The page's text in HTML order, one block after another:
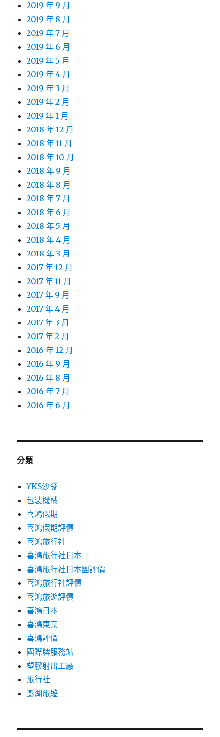
2019 年 9 月
2019 年 8 月
2019 年 7 月
2019 年 6 月
2019 年 5 月
2019 年 4 月
2019 年 3 月
2019 年 2 月
2019 年 1 月
2018 年 12 月
2018 年 11 月
2018 年 10 月
2018 年 9 月
2018 年 8 月
2018 年 7 月
2018 年 6 月
2018 年 5 月
2018 年 4 月
2018 年 3 月
2017 年 12 月
2017 年 11 月
2017 年 9 月
2017 年 4 月
2017 年 3 月
2017 年 2 月
2016 年 12 月
2016 年 9 月
2016 年 8 月
2016 年 7 月
2016 年 6 月
分類
YKS沙發
包裝機械
喜鴻假期
喜鴻假期評價
喜鴻旅行社
喜鴻旅行社日本
喜鴻旅行社日本團評價
喜鴻旅行社評價
喜鴻旅遊評價
喜鴻日本
喜鴻東京
喜鴻評價
國際牌服務站
塑膠射出工廠
旅行社
澎湖旅遊